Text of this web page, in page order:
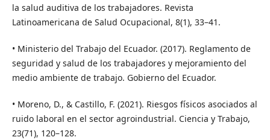
la salud auditiva de los trabajadores. Revista
Latinoamericana de Salud Ocupacional, 8(1), 33–41.
• Ministerio del Trabajo del Ecuador. (2017). Reglamento de
seguridad y salud de los trabajadores y mejoramiento del
medio ambiente de trabajo. Gobierno del Ecuador.
• Moreno, D., & Castillo, F. (2021). Riesgos físicos asociados al
ruido laboral en el sector agroindustrial. Ciencia y Trabajo,
23(71), 120–128.